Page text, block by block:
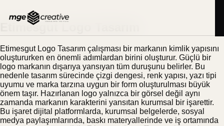
Etimesgut Logo Tasarım
Etimesgut Logo Tasarım çalışması bir markanın kimlik yapısını
oluştururken en önemli adımlardan birini oluşturur. Güçlü bir
logo markanın dışarıya yansıyan tüm duruşunu belirler. Bu
nedenle tasarım sürecinde çizgi dengesi, renk yapısı, yazı tipi
uyumu ve marka tarzına uygun bir form oluşturulması büyük
önem taşır. Hazırlanan logo yalnızca bir görsel değil aynı
zamanda markanın karakterini yansıtan kurumsal bir işarettir.
Bu işaret dijital platformlarda, kurumsal belgelerde, sosyal
medya paylaşımlarında, baskı materyallerinde ve iş ortamında